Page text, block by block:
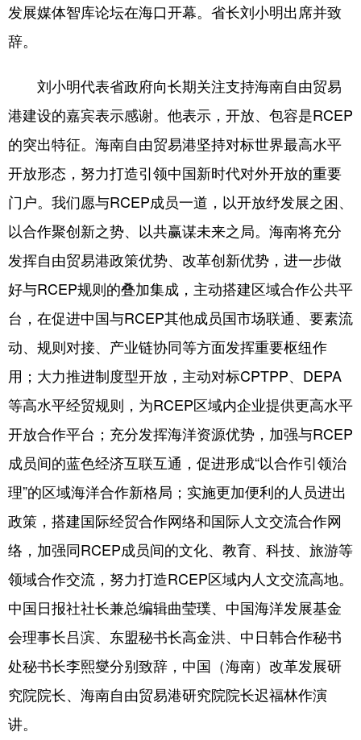
发展媒体智库论坛在海口开幕。省长刘小明出席并致
辞。
刘小明代表省政府向长期关注支持海南自由贸易
港建设的嘉宾表示感谢。他表示，开放、包容是RCEP
的突出特征。海南自由贸易港坚持对标世界最高水平
开放形态，努力打造引领中国新时代对外开放的重要
门户。我们愿与RCEP成员一道，以开放纾发展之困、
以合作聚创新之势、以共赢谋未来之局。海南将充分
发挥自由贸易港政策优势、改革创新优势，进一步做
好与RCEP规则的叠加集成，主动搭建区域合作公共平
台，在促进中国与RCEP其他成员国市场联通、要素流
动、规则对接、产业链协同等方面发挥重要枢纽作
用；大力推进制度型开放，主动对标CPTPP、DEPA
等高水平经贸规则，为RCEP区域内企业提供更高水平
开放合作平台；充分发挥海洋资源优势，加强与RCEP
成员间的蓝色经济互联互通，促进形成“以合作引领治
理”的区域海洋合作新格局；实施更加便利的人员进出
政策，搭建国际经贸合作网络和国际人文交流合作网
络，加强同RCEP成员间的文化、教育、科技、旅游等
领域合作交流，努力打造RCEP区域内人文交流高地。
中国日报社社长兼总编辑曲莹璞、中国海洋发展基金
会理事长吕滨、东盟秘书长高金洪、中日韩合作秘书
处秘书长李熙燮分别致辞，中国（海南）改革发展研
究院院长、海南自由贸易港研究院院长迟福林作演
讲。